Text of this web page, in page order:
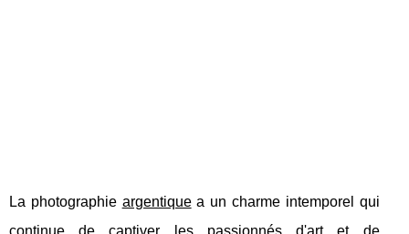
La photographie argentiquea un charme intemporel qui
continue de captiver les passionnés d'art et de